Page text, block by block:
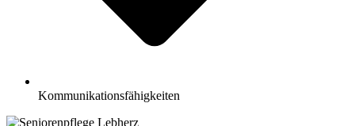
Kommunikationsfähigkeiten